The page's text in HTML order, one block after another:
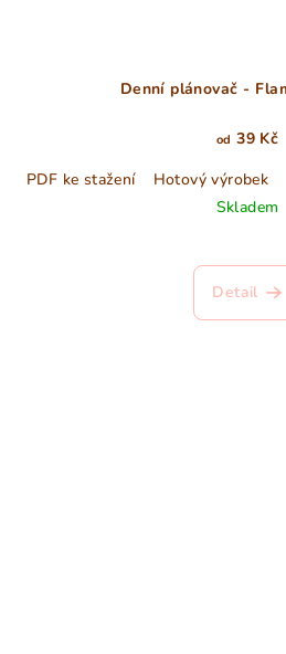
Denní plánovač -
od 39 Kč
PDF ke stažení
Hotový výrobek
Skladem
Detail